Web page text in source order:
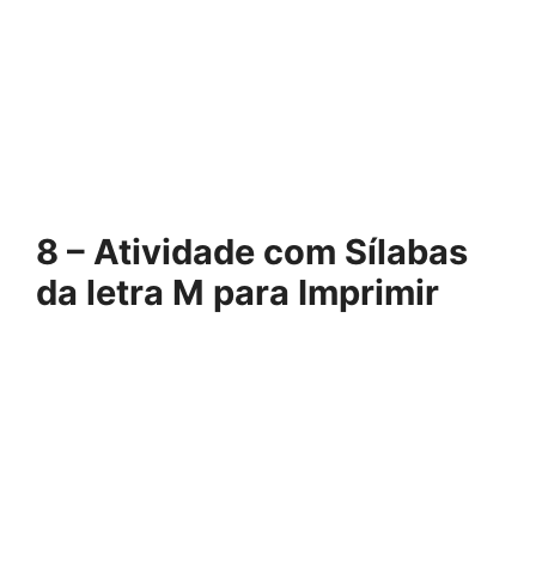
8 – Atividade com Sílabas
da letra M para Imprimir